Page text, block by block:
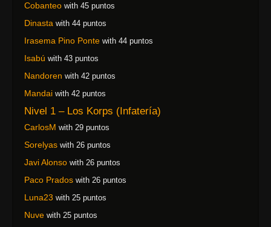
Cobanteo with 45 puntos
Dinasta with 44 puntos
Irasema Pino Ponte with 44 puntos
Isabú with 43 puntos
Nandoren with 42 puntos
Mandai with 42 puntos
Nivel 1 – Los Korps (Infatería)
CarlosM with 29 puntos
Sorelyas with 26 puntos
Javi Alonso with 26 puntos
Paco Prados with 26 puntos
Luna23 with 25 puntos
Nuve with 25 puntos